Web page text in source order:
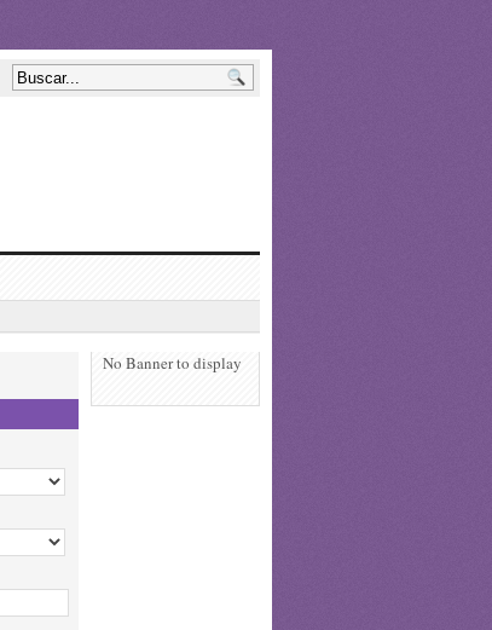
No Banner to display